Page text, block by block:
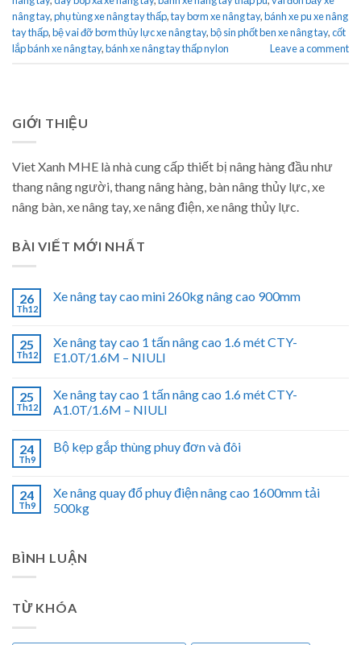
nâng tay,phụ tùng xe nâng tay thấp,tay bơm xe nâng tay,bánh xe pu xe nâng
tay thấp,bệ vai đỡ bơm thủy lực xe nâng tay,bộ sin phốt ben xe nâng tay,cốt
lắp bánh xe nâng tay,bánh xe nâng tay thấp nylon Leave a comment
GIỚI THIỆU
Viet Xanh MHE là nhà cung cấp thiết bị nâng hàng đầu như
thang nâng người, thang nâng hàng, bàn nâng thủy lực, xe
nâng bàn, xe nâng tay, xe nâng điện, xe nâng thủy lực.
BÀI VIẾT MỚI NHẤT
26
Th12
Xe nâng tay cao mini 260kg nâng cao 900mm
25
Th12
Xe nâng tay cao 1 tấn nâng cao 1.6 mét CTY-
E1.0T/1.6M – NIULI
25
Th12
Xe nâng tay cao 1 tấn nâng cao 1.6 mét CTY-
A1.0T/1.6M – NIULI
24
Th9
Bộ kẹp gắp thùng phuy đơn và đôi
24
Th9
Xe nâng quay đổ phuy điện nâng cao 1600mm tải
500kg
BÌNH LUẬN
TỪ KHÓA